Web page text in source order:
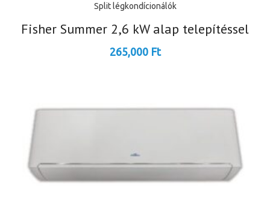
Split légkondícionálók
Fisher Summer 2,6 kW alap telepítéssel
265,000 Ft